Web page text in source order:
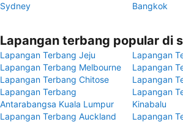
Sydney
Bangkok
Lapangan terbang popular di
Lapangan Terbang Jeju
Lapangan
Lapangan Terbang Melbourne
Lapangan
Lapangan Terbang Chitose
Lapangan
Lapangan Terbang
Antarabangsa Kuala Lumpur
Lapangan
Kinabalu
Lapangan Terbang Auckland
Lapangan